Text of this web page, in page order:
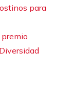
para